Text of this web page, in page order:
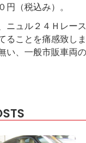
（税込み）。
ニュル２４Ｈレー
ることを痛感致しま
い、一般市販車両